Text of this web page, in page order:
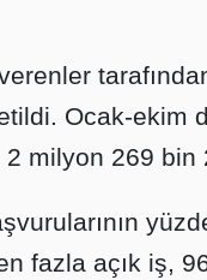
Ocak-ekim
2 milyon 269
fazla açık iş,